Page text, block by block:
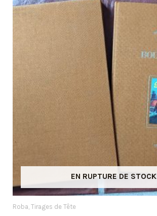
EN RUPTURE DE STOCK
Roba Tirages de Tête